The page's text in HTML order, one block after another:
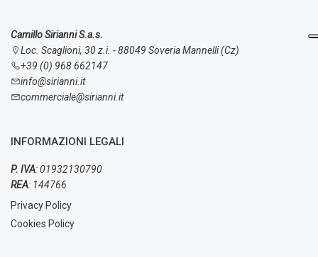
Camillo Sirianni S.a.s.
Loc. Scaglioni, 30 z.i. - 88049 Soveria Mannelli (Cz)
+39 (0) 968 662147
info@sirianni.it
commerciale@sirianni.it
INFORMAZIONI LEGALI
P. IVA: 01932130790
REA: 144766
Privacy Policy
Cookies Policy